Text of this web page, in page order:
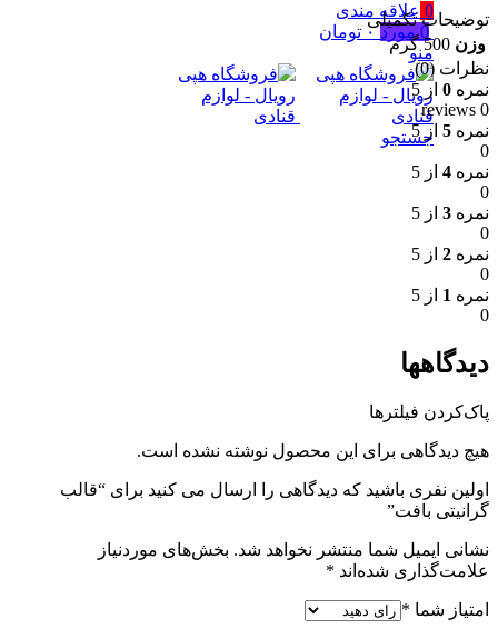
0 علاقه مندی
0 مورد ۰ تومان
منو
جستجو
توضیحات تکمیلی
وزن 500 گرم
نظرات (0)
نمره 0 از 5
0 reviews
نمره 5 از 5
0
نمره 4 از 5
0
نمره 3 از 5
0
نمره 2 از 5
0
نمره 1 از 5
0
دیدگاهها
پاک‌کردن فیلترها
هیچ دیدگاهی برای این محصول نوشته نشده است.
اولین نفری باشید که دیدگاهی را ارسال می کنید برای “قالب
گرانیتی بافت”
نشانی ایمیل شما منتشر نخواهد شد. بخش‌های موردنیاز
علامت‌گذاری شده‌اند *
امتیاز شما *